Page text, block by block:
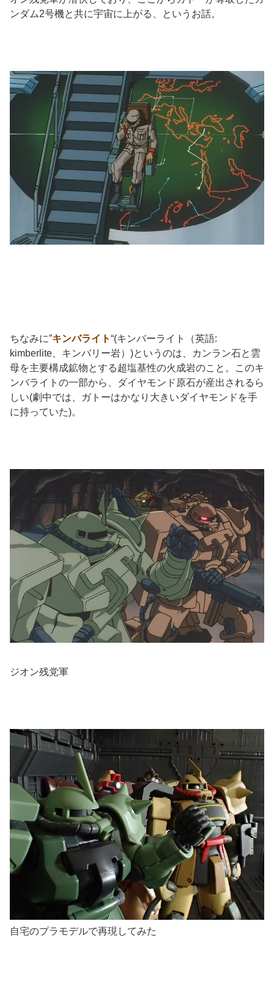
ンダム2号機と共に宇宙に上がる、というお話。
ちなみに”キンバライト“(キンバーライト（英語:
kimberlite、キンバリー岩）)というのは、カンラン石と雲
母を主要構成鉱物とする超塩基性の火成岩のこと。このキ
ンバライトの一部から、ダイヤモンド原石が産出されるら
しい(劇中では、ガトーはかなり大きいダイヤモンドを手
に持っていた)。
ジオン残党軍
自宅のプラモデルで再現してみた